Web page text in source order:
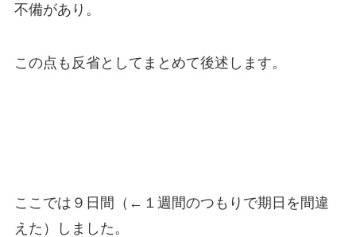
不備があり。
この点も反省としてまとめて後述します。
ここでは９日間（←１週間のつもりで期日を間違
えた）しました。